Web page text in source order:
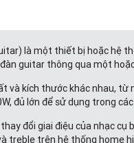
là một thiết bị hoặc hệ
guitar thông qua một
và kích thước khác nhau, từ
đủ lớn để sử dụng trong
đổi giai điệu của nhạc
treble trên hệ thống home